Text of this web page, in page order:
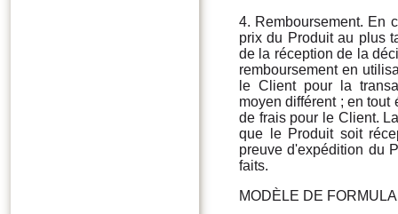
4. Remboursement. En
prix du Produit au plus
de la réception de la
remboursement en
le Client pour la
moyen différent ; en tout
de frais pour le Client.
que le Produit soit
preuve d'expédition du
faits.
MODÈLE DE